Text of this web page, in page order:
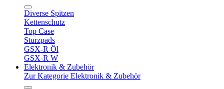
Diverse Spitzen
Kettenschutz
Top Case
Sturzpads
GSX-R Öl
GSX-R W
Elektronik & Zubehör
Zur Kategorie Elektronik & Zubehör